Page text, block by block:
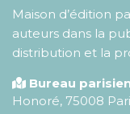
Maison d’édition
auteurs dans la
distribution et la
Bureau
Honoré, 75008